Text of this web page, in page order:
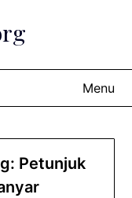
Menu
Petunjuk